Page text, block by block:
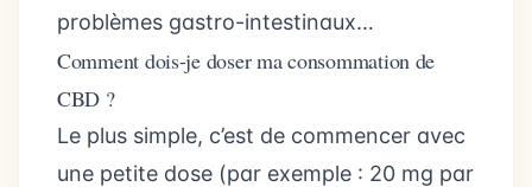
problèmes gastro-intestinaux…
Comment dois-je doser ma consommation de
CBD ?
Le plus simple, c’est de commencer avec
une petite dose (par exemple : 20 mg par